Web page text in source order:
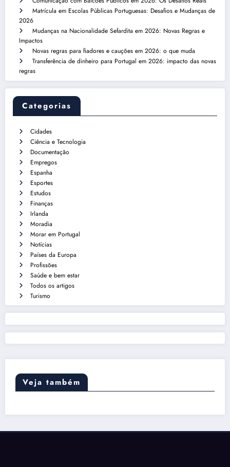
Matrícula em Escolas Públicas Portuguesas: Desafios e Mudanças de
2026
Mudanças na Nacionalidade Sefardita em 2026: Novas Regras e
Impactos
Novas regras para fiadores e cauções em 2026: o que muda
Transferência de dinheiro para Portugal em 2026: impacto das novas
regras
Categorias
Cidades
Ciência e Tecnologia
Documentação
Empregos
Espanha
Esportes
Estudos
Finanças
Irlanda
Moradia
Morar em Portugal
Notícias
Países da Europa
Profissões
Saúde e bem estar
Todos os artigos
Turismo
Veja também